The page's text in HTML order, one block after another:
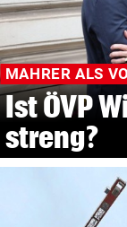
MAHRER ALS
Ist ÖVP
streng?